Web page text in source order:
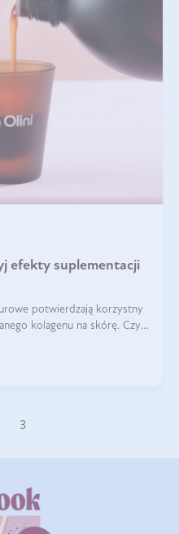
efekty suplementacji
potwierdzają korzystny
kolagenu na skórę. Czy
3